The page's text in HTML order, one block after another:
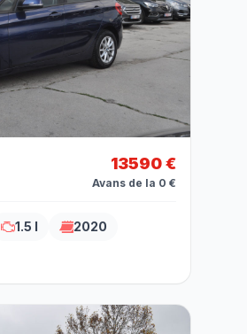
13590 €
Avans de la 0 €
1.5 l
2020